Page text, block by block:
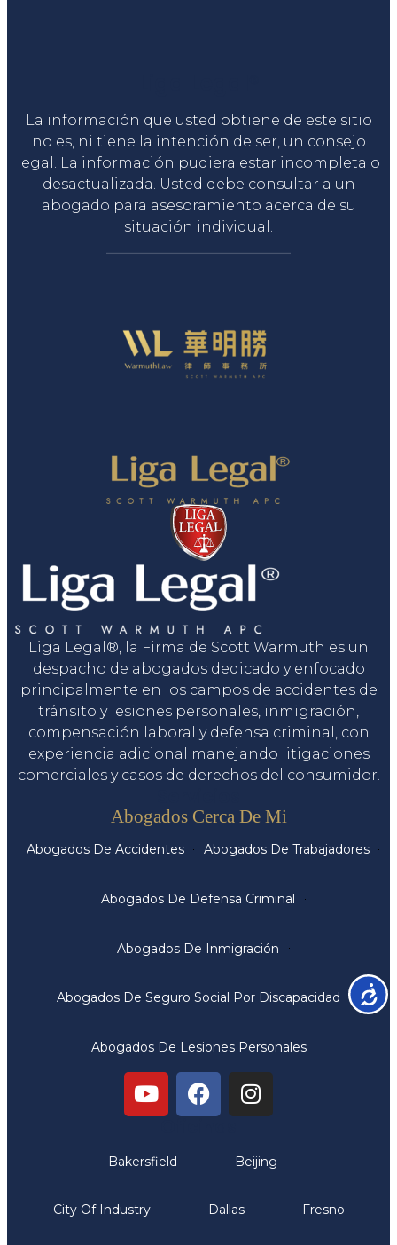
La información que usted obtiene de este sitio
no es, ni tiene la intención de ser, un consejo
legal. La información pudiera estar incompleta o
desactualizada. Usted debe consultar a un
abogado para asesoramiento acerca de su
situación individual.
Liga Legal®, la Firma de Scott Warmuth es un
despacho de abogados dedicado y enfocado
principalmente en los campos de accidentes de
tránsito y lesiones personales, inmigración,
compensación laboral y defensa criminal, con
experiencia adicional manejando litigaciones
comerciales y casos de derechos del consumidor.
Abogados Cerca De Mi
Abogados De Accidentes Abogados De Trabajadores
Abogados De Defensa Criminal
Abogados De Inmigración
Abogados De Seguro Social Por Discapacidad
Abogados De Lesiones Personales
Bakersfield Beijing
City Of Industry Dallas Fresno